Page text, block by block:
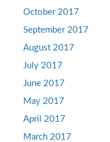
October 2017
September 2017
August 2017
July 2017
June 2017
May 2017
April 2017
March 2017